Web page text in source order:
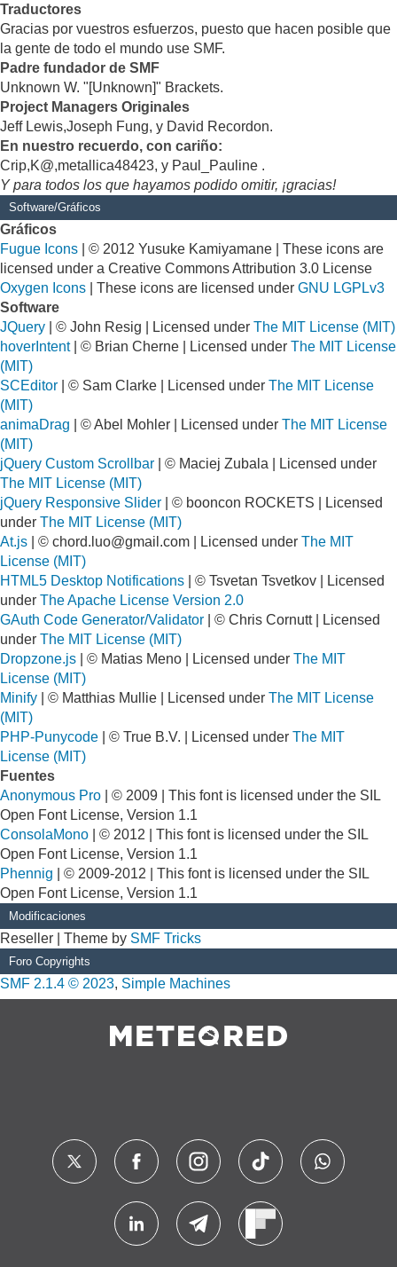
Traductores
Gracias por vuestros esfuerzos, puesto que hacen posible que
la gente de todo el mundo use SMF.
Padre fundador de SMF
Unknown W. "[Unknown]" Brackets.
Project Managers Originales
Jeff Lewis,Joseph Fung, y David Recordon.
En nuestro recuerdo, con cariño:
Crip,K@,metallica48423, y Paul_Pauline .
Y para todos los que hayamos podido omitir, ¡gracias!
Software/Gráficos
Gráficos
Fugue Icons | © 2012 Yusuke Kamiyamane | These icons are
licensed under a Creative Commons Attribution 3.0 License
Oxygen Icons | These icons are licensed under GNU LGPLv3
Software
JQuery | © John Resig | Licensed under The MIT License (MIT)
hoverIntent| © Brian Cherne | Licensed under The MIT License
(MIT)
SCEditor | © Sam Clarke | Licensed under The MIT License
(MIT)
animaDrag | © Abel Mohler | Licensed under The MIT License
(MIT)
jQuery Custom Scrollbar | © Maciej Zubala | Licensed under
The MIT License (MIT)
jQuery Responsive Slider | © booncon ROCKETS | Licensed
under The MIT License (MIT)
At.js | © chord.luo@gmail.com | Licensed under The MIT
License (MIT)
HTML5 Desktop Notifications | © Tsvetan Tsvetkov | Licensed
under The Apache License Version 2.0
GAuth Code Generator/Validator | © Chris Cornutt | Licensed
under The MIT License (MIT)
Dropzone.js | © Matias Meno | Licensed under The MIT
License (MIT)
Minify | © Matthias Mullie | Licensed under The MIT License
(MIT)
PHP-Punycode | © True B.V. | Licensed under The MIT
License (MIT)
Fuentes
Anonymous Pro | © 2009 | This font is licensed under the SIL
Open Font License, Version 1.1
ConsolaMono | © 2012 | This font is licensed under the SIL
Open Font License, Version 1.1
Phennig | © 2009-2012 | This font is licensed under the SIL
Open Font License, Version 1.1
Modificaciones
Reseller | Theme by SMF Tricks
Foro Copyrights
SMF 2.1.4 © 2023, Simple Machines